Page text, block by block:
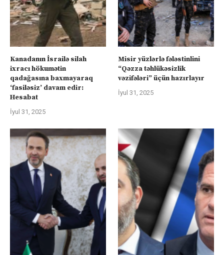
Kanadanın İsrailə silah
ixracı hökumətin
qadağasına baxmayaraq
‘fasiləsiz’ davam edir:
Hesabat
İyul 31, 2025
Misir yüzlərlə fələstinlini
“Qəzza təhlükəsizlik
vəzifələri” üçün hazırlayır
İyul 31, 2025